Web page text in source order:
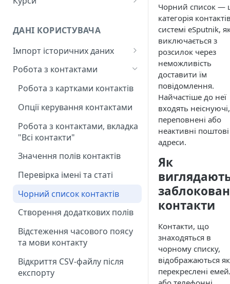
старт
Поширені питання:
Поповнення рахунку
Назви та мітки для базових
елементів в eSputnik
Керування користувачами
занепокоєння
Контроль за подіями,
мітками та промокодами
Автентифікація через OAuth
2.0 для API eSputnik
Налаштування коротких
посилань
Налаштування часового
поясу організації/
для Claude Code та Claude
Налаштування плагіна Yespo
для OpenAI Codex
ДАНІ КОРИСТУВАЧА
Імпорт історичних даних
Додавання нових контактів
Завантаження бази
мобільних токенів
Надсилання історичних подій
Робота з контактами
Робота з картками контактів
Опції керування контактами
Робота з контактами, вкладка
"Всі контакти"
Значення полів контактів
Перевірка імені та статі
Чорний список контактів
Створення додаткових полів
Відстеження часового поясу
та мови контакту
Відкриття CSV-файлу після
експорту
Чорний список —
категорія
системі eSputnik,
виключається з
розсилок через
неможливість
доставити їм
повідомлення.
Найчастіше до неї
входять неіснуючі,
переповнені або
неактивні поштові
адреси.
Як
контакти
Контакти, що
знаходяться в
чорному списку,
відображаються як
перекреслені